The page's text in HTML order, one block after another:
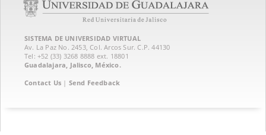
SISTEMA DE UNIVERSIDAD VIRTUAL
Av. La Paz No. 2453, Col. Arcos Sur. C.P. 44130
Tel: +52 (33) 3268 8888‏ ext. 18801
Guadalajara, Jalisco, México.
Contact Us | Send Feedback